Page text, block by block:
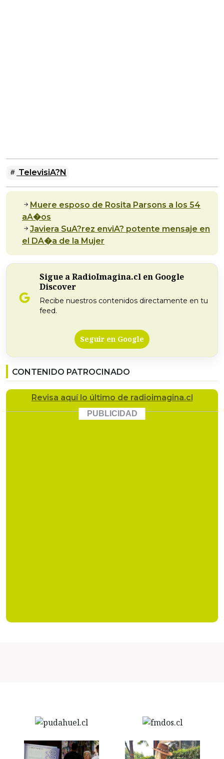
TelevisiA?n
Muere esposo de Rosita Parsons a los 54
aA�os
Javiera SuA?rez enviA? potente mensaje en
el DA�a de la Mujer
Sigue a RadioImagina.cl en Google
Discover
Recibe nuestros contenidos directamente en tu
feed.
Seguir en Google
CONTENIDO PATROCINADO
Revisa aquí lo último de radioimagina.cl